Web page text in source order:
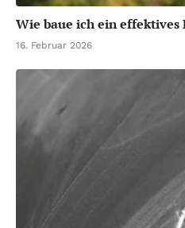
Wie baue ich ein
16. Februar 2026